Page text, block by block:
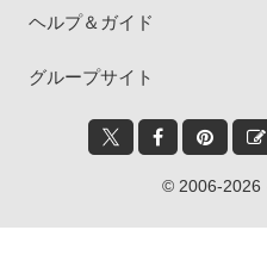
ヘルプ＆ガイド
グループサイト
© 2006-2026